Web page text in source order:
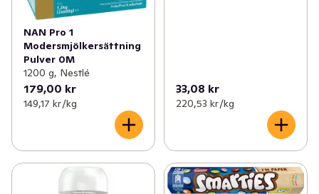
NAN Pro 1
Modersmjölkersättning
Pulver 0M
1200 g, Nestlé
179,00 kr
149,17 kr /kg
33,08 kr
220,53 kr /kg